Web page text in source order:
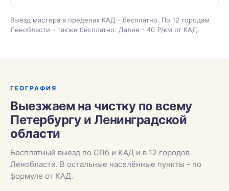
Выезд мастера в пределах КАД - бесплатно. По 12 городам
Ленобласти - также бесплатно. Далее - 40 ₽/км от КАД.
ГЕОГРАФИЯ
Выезжаем на чистку по всему
Петербургу и Ленинградской
области
Бесплатный выезд по СПб и КАД и в 12 городов
Ленобласти. В остальные населённые пункты - по
формуле от КАД.